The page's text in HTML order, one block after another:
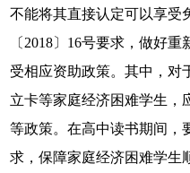
不能将其直接认定可以享受
〔2018〕16号要求，做好
受相应资助政策。其中，对
立卡等家庭经济困难学生，
等政策。在高中读书期间，
求，保障家庭经济困难学生